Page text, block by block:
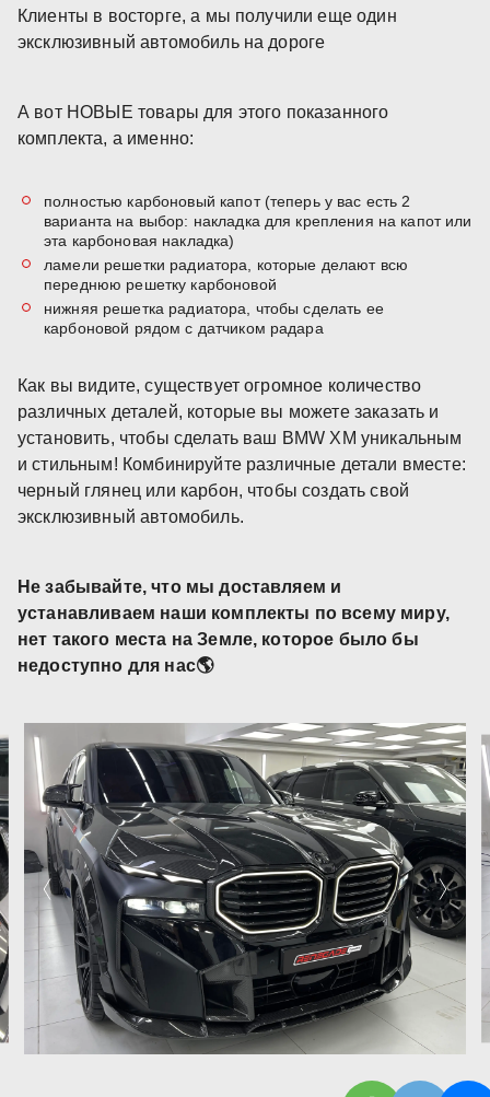
Клиенты в восторге, а мы получили еще один
эксклюзивный автомобиль на дороге
А вот НОВЫЕ товары для этого показанного
комплекта, а именно:
полностью карбоновый капот (теперь у вас есть 2
варианта на выбор: накладка для крепления на капот или
эта карбоновая накладка)
ламели решетки радиатора, которые делают всю
переднюю решетку карбоновой
нижняя решетка радиатора, чтобы сделать ее
карбоновой рядом с датчиком радара
Как вы видите, существует огромное количество
различных деталей, которые вы можете заказать и
установить, чтобы сделать ваш BMW XM уникальным
и стильным! Комбинируйте различные детали вместе:
черный глянец или карбон, чтобы создать свой
эксклюзивный автомобиль.
Не забывайте, что мы доставляем и
устанавливаем наши комплекты по всему миру,
нет такого места на Земле, которое было бы
недоступно для нас🌎